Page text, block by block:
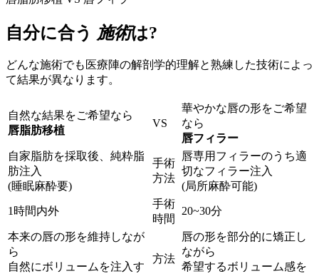
自分に合う 施術は?
どんな施術でも医療陣の解剖学的理解と熟練した技術によっ
て結果が異なります。
自然な結果をご希望なら
唇脂肪移植
VS
華やかな唇の形をご希望
なら
唇フィラー
自家脂肪を採取後、純粋脂
肪注入
(睡眠麻酔要)
手術
方法
唇専用フィラーのうち適
切なフィラー注入
(局所麻酔可能)
1時間内外
手術
時間
20~30分
本来の唇の形を維持しなが
ら
自然にボリュームを注入す
方法
唇の形を部分的に矯正し
ながら
希望するボリューム感を